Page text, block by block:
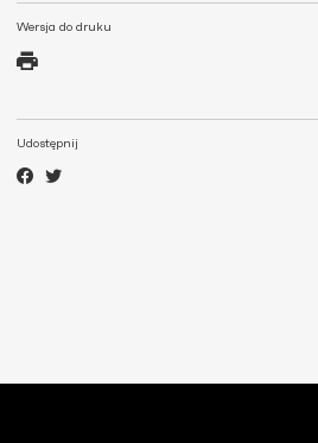
Wersja do druku
Udostępnij